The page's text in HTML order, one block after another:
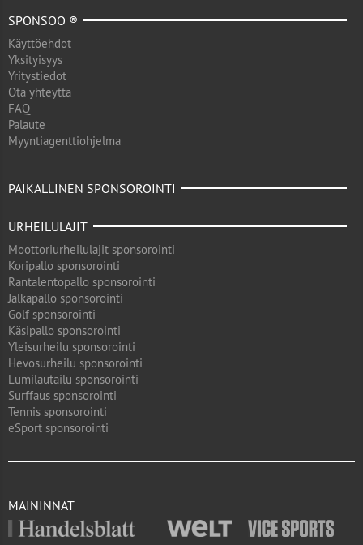
SPONSOO ®
Käyttöehdot
Yksityisyys
Yritystiedot
Ota yhteyttä
FAQ
Palaute
Myyntiagenttiohjelma
PAIKALLINEN SPONSOROINTI
URHEILULAJIT
Moottoriurheilulajit sponsorointi
Koripallo sponsorointi
Rantalentopallo sponsorointi
Jalkapallo sponsorointi
Golf sponsorointi
Käsipallo sponsorointi
Yleisurheilu sponsorointi
Hevosurheilu sponsorointi
Lumilautailu sponsorointi
Surffaus sponsorointi
Tennis sponsorointi
eSport sponsorointi
MAININNAT